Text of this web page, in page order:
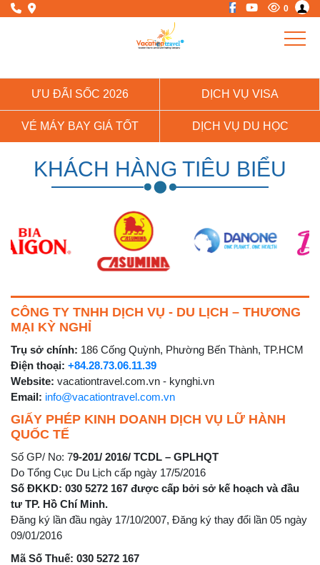
0
ƯU ĐÃI SỐC 2026 DỊCH VỤ VISA
VÉ MÁY BAY GIÁ TỐT DỊCH VỤ DU HỌC
KHÁCH HÀNG TIÊU BIỂU
CÔNG TY TNHH DỊCH VỤ - DU LỊCH – THƯƠNG
MẠI KỲ NGHỈ
Trụ sở chính: 186 Cống Quỳnh, Phường Bến Thành, TP.HCM
Điện thoại: +84.28.73.06.11.39
Website: vacationtravel.com.vn - kynghi.vn
Email: info@vacationtravel.com.vn
GIẤY PHÉP KINH DOANH DỊCH VỤ LỮ HÀNH
QUỐC TẾ
Số GP/ No: 79-201/ 2016/ TCDL – GPLHQT
Do Tổng Cục Du Lịch cấp ngày 17/5/2016
Số ĐKKD: 030 5272 167 được cấp bởi sở kế hoạch và đầu
tư TP. Hồ Chí Minh.
Đăng ký lần đầu ngày 17/10/2007, Đăng ký thay đổi lần 05 ngày
09/01/2016
Mã Số Thuế: 030 5272 167